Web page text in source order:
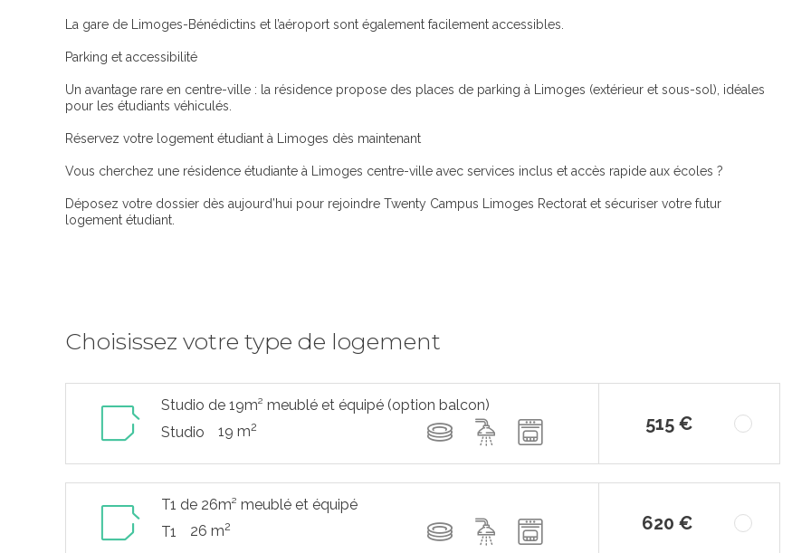
La gare de Limoges-Bénédictins et l’aéroport sont également facilement accessibles.
Parking et accessibilité
Un avantage rare en centre-ville : la résidence propose des places de parking à Limoges (extérieur et sous-sol), idéales
pour les étudiants véhiculés.
Réservez votre logement étudiant à Limoges dès maintenant
Vous cherchez une résidence étudiante à Limoges centre-ville avec services inclus et accès rapide aux écoles ?
Déposez votre dossier dès aujourd’hui pour rejoindre Twenty Campus Limoges Rectorat et sécuriser votre futur
logement étudiant.
Choisissez votre type de logement
Studio de 19m² meublé et équipé (option balcon)
Studio
19 m2 515 €
T1 de 26m² meublé et équipé
T1
26 m2 620 €